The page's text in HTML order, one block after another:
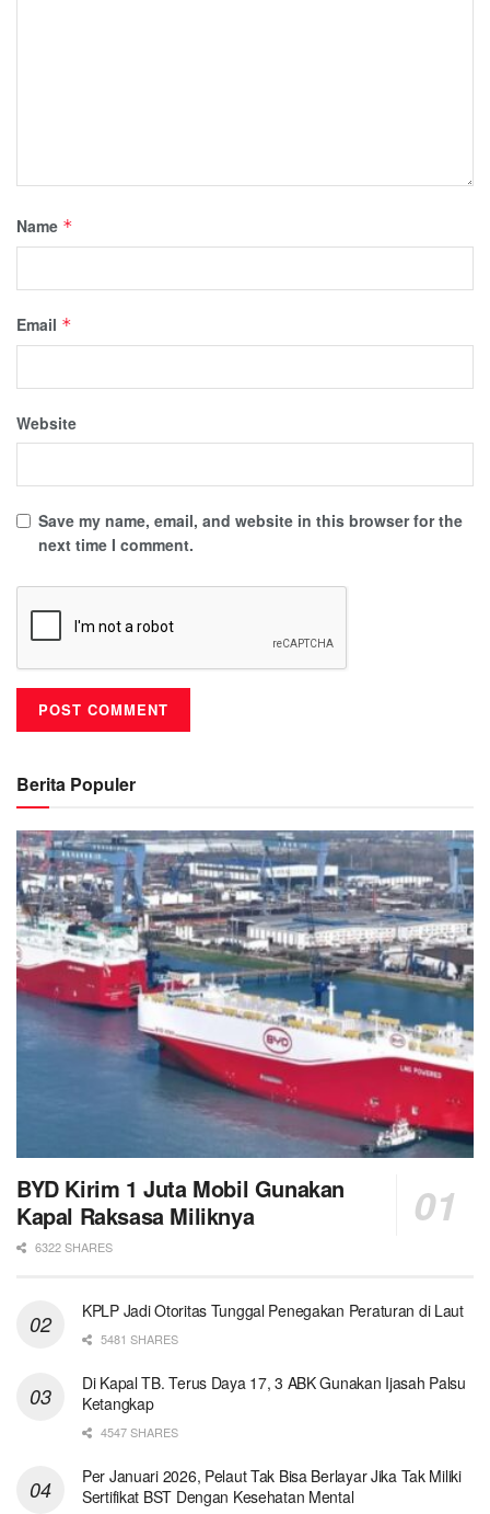
Name *
Email *
Website
Save my name, email, and website in this browser for the
next time I comment.
Berita Populer
BYD Kirim 1 Juta Mobil Gunakan
Kapal Raksasa Miliknya
6322 SHARES
KPLP Jadi Otoritas Tunggal Penegakan Peraturan di Laut
5481 SHARES
Di Kapal TB. Terus Daya 17, 3 ABK Gunakan Ijasah Palsu
Ketangkap
4547 SHARES
Per Januari 2026, Pelaut Tak Bisa Berlayar Jika Tak Miliki
Sertifikat BST Dengan Kesehatan Mental